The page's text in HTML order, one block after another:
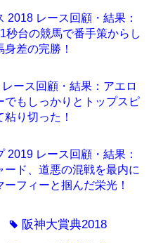
2018 レース回顧・結果：
秒台の競馬で番手策からし
身差の完勝！
ース回顧・結果：アエロ
でもしっかりとトップスピ
り切った！
2019 レース回顧・結果：
ード、道悪の混戦を最内に
フィーと掴んだ栄光！
tag 阪神大賞典2018